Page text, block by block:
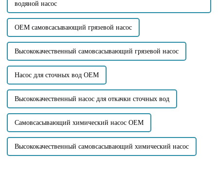
водяной насос
OEM самовсасывающий грязевой насос
Высококачественный самовсасывающий грязевой насос
Насос для сточных вод OEM
Высококачественный насос для откачки сточных вод
Самовсасывающий химический насос OEM
Высококачественный самовсасывающий химический насос